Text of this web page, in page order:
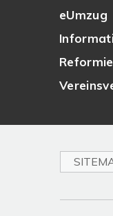
eUmzug